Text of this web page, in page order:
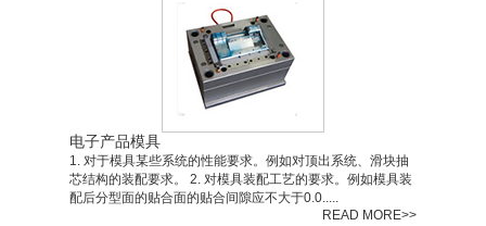
电子产品模具
1. 对于模具某些系统的性能要求。例如对顶出系统、滑块抽
芯结构的装配要求。 2. 对模具装配工艺的要求。例如模具装
配后分型面的贴合面的贴合间隙应不大于0.0.....
READ MORE>>